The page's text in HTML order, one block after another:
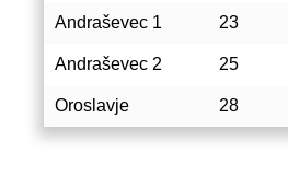
Andraševec 1 23
Andraševec 2 25
Oroslavje 28